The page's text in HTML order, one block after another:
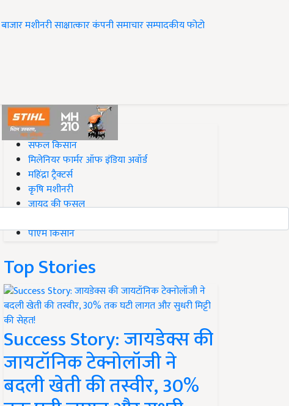
बाजारमशीनरीसाक्षात्कारकंपनी समाचारसम्पादकीयफोटो
#Top on Krishi Jagran
सफल किसान
मिलेनियर फार्मर ऑफ इंडिया अवॉर्ड
महिंद्रा ट्रैक्टर्स
कृषि मशीनरी
जायद की फसल
पीएम किसान
Top Stories
Success Story: जायडेक्स की
जायटॉनिक टेक्नोलॉजी ने
बदली खेती की तस्वीर, 30%